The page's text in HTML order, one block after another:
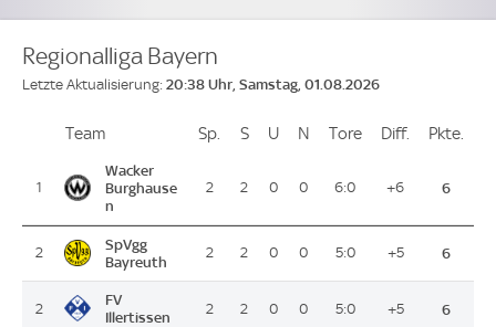
Regionalliga Bayern
Letzte Aktualisierung: 20:38 Uhr, Samstag, 01.08.2026
PlatzTeam Sp. Spiele
SSiege
U Unentschieden
N Niederlagen
Tore ToreDiff. Differenz
Pkte.
1
Wacker
Burghause
n
2 2 0 0 6:0 +6 6
2
SpVgg
Bayreuth
2 2 0 0 5:0 +5 6
2
FV
Illertissen
2 2 0 0 5:0 +5 6